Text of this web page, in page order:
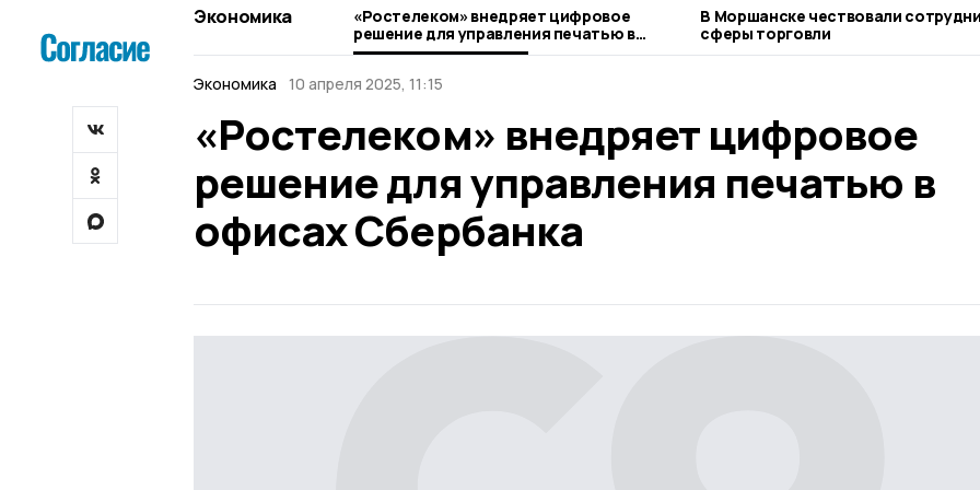
Экономика
«Ростелеком» внедряет цифровое
решение для управления печатью в
офисах Сбербанка
В Моршанске чествовали
сферы торговли
Экономика 10 апреля 2025, 11:15
«Ростелеком» внедряет цифровое
решение для управления печатью в
офисах Сбербанка